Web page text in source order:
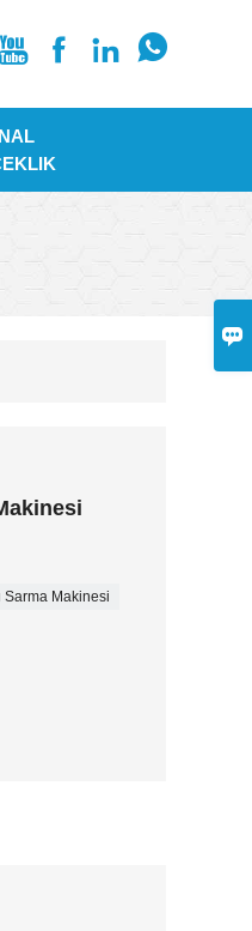

  
Sarma Makinesi